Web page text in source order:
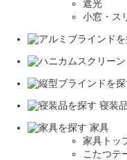
遮光
小窓・ス
寝装品
家具
家具トッ
こたつテ